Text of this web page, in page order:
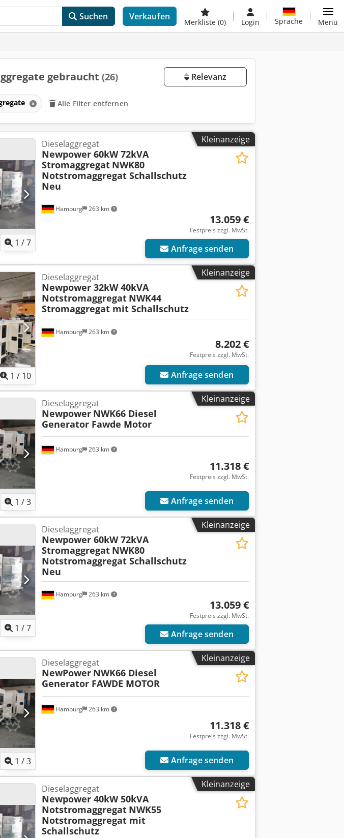
Suchen Verkaufen
Merkliste (0) Login Sprache Menü
gebraucht (26) Relevanz
Alle Filter entfernen
Kleinanzeige
1 /7
Hamburg 263 km
Dieselaggregat
Newpower 60kW 72kVA
Stromaggregat NWK80
Notstromaggregat Schallschutz
Neu
13.059 €
Festpreis zzgl. MwSt.
Anfrage senden
Kleinanzeige
1 / 10
Hamburg 263 km
Dieselaggregat
Newpower 32kW 40kVA
Notstromaggregat NWK44
Stromaggregat mit Schallschutz
8.202 €
Festpreis zzgl. MwSt.
Anfrage senden
Kleinanzeige
1 /3
Hamburg 263 km
Dieselaggregat
Newpower NWK66 Diesel
Generator Fawde Motor
11.318 €
Festpreis zzgl. MwSt.
Anfrage senden
Kleinanzeige
1 /7
Hamburg 263 km
Dieselaggregat
Newpower 60kW 72kVA
Stromaggregat NWK80
Notstromaggregat Schallschutz
Neu
13.059 €
Festpreis zzgl. MwSt.
Anfrage senden
Kleinanzeige
1 /3
Hamburg 263 km
Dieselaggregat
NewPower NWK66 Diesel
Generator FAWDE MOTOR
11.318 €
Festpreis zzgl. MwSt.
Anfrage senden
Kleinanzeige
Dieselaggregat
Newpower 40kW 50kVA
Notstromaggregat NWK55
Notstromaggregat mit
Schallschutz